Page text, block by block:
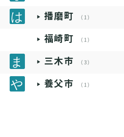
播磨町 （1）
福崎町 （1）
三木市 （3）
養父市 （1）